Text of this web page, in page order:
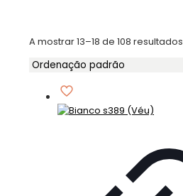
A mostrar 13–18 de 108 resultados